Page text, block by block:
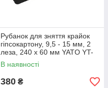
Рубанок для зняття крайок
гіпсокартону, 9,5 - 15 мм, 2
леза, 240 х 60 мм YATO YT-
76260
В наявності
380 ₴